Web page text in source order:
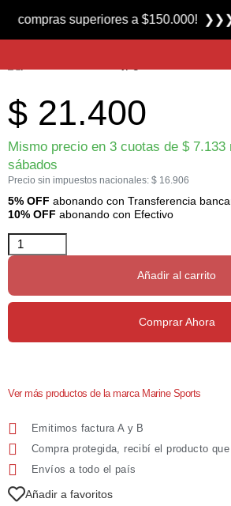
Producto nuevo
Señuelo Wave 105 marca Marine Sports
$ 21.400
Mismo precio en 3 cuotas de $7.133
sábados
Precio sin impuestos nacionales: $ 16.906
5% OFF abonando con Transferencia
10% OFF abonando con Efectivo
Añadir al carrito
Comprar Ahora
Ver más productos de la marca Marine Sports
Emitimos factura A y B
Compra protegida, recibí el producto
Envíos a todo el país
Añadir a favoritos
superiores a $150.000! ❯❯❯❯ 💳